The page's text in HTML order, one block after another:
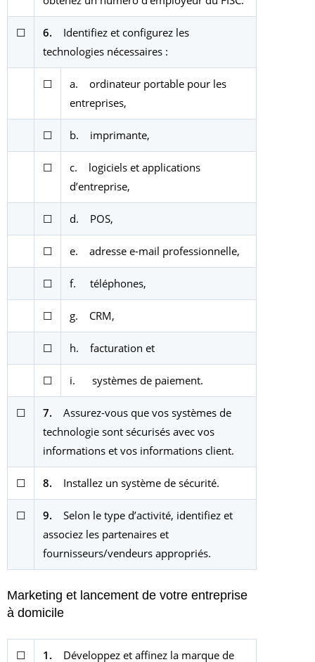
☐ 6. Identifiez et configurez les
technologies nécessaires :
☐
a. ordinateur portable pour les
entreprises,
☐ b. imprimante,
☐
c. logiciels et applications
d’entreprise,
☐ d. POS,
☐ e. adresse e-mail professionnelle,
☐ f. téléphones,
☐ g. CRM,
☐ h. facturation et
☐ i. systèmes de paiement.
☐ 7. Assurez-vous que vos systèmes de
technologie sont sécurisés avec vos
informations et vos informations client.
☐ 8. Installez un système de sécurité.
☐ 9. Selon le type d’activité, identifiez et
associez les partenaires et
fournisseurs/vendeurs appropriés.
Marketing et lancement de votre entreprise
à domicile
☐ 1. Développez et affinez la marque de